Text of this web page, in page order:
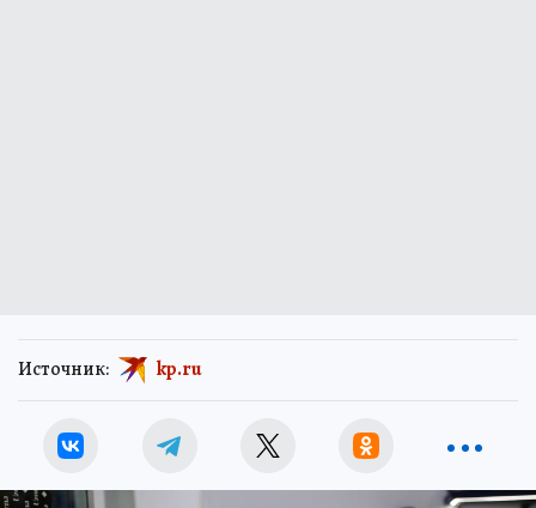
Источник: kp.ru